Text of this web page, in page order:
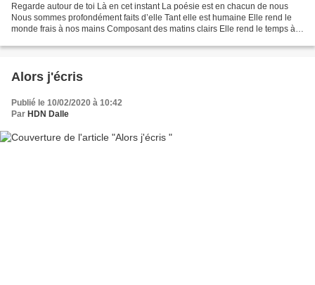
Regarde autour de toi Là en cet instant La poésie est en chacun de nous
Nous sommes profondément faits d’elle Tant elle est humaine Elle rend le
monde frais à nos mains Composant des matins clairs Elle rend le temps à
Alors j'écris
Publié le 10/02/2020 à 10:42
Par HDN Dalle